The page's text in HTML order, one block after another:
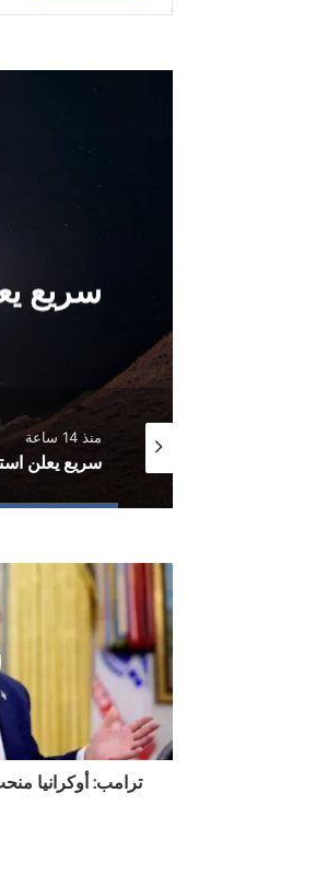
سريع
منذ 14 ساعة
ترامب:
منحت
روسيا
مبررا
واضحا
لقصفها
بشدة
ترامب: أوكرانيا